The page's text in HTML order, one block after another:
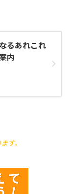
るあれこれ
内
す。